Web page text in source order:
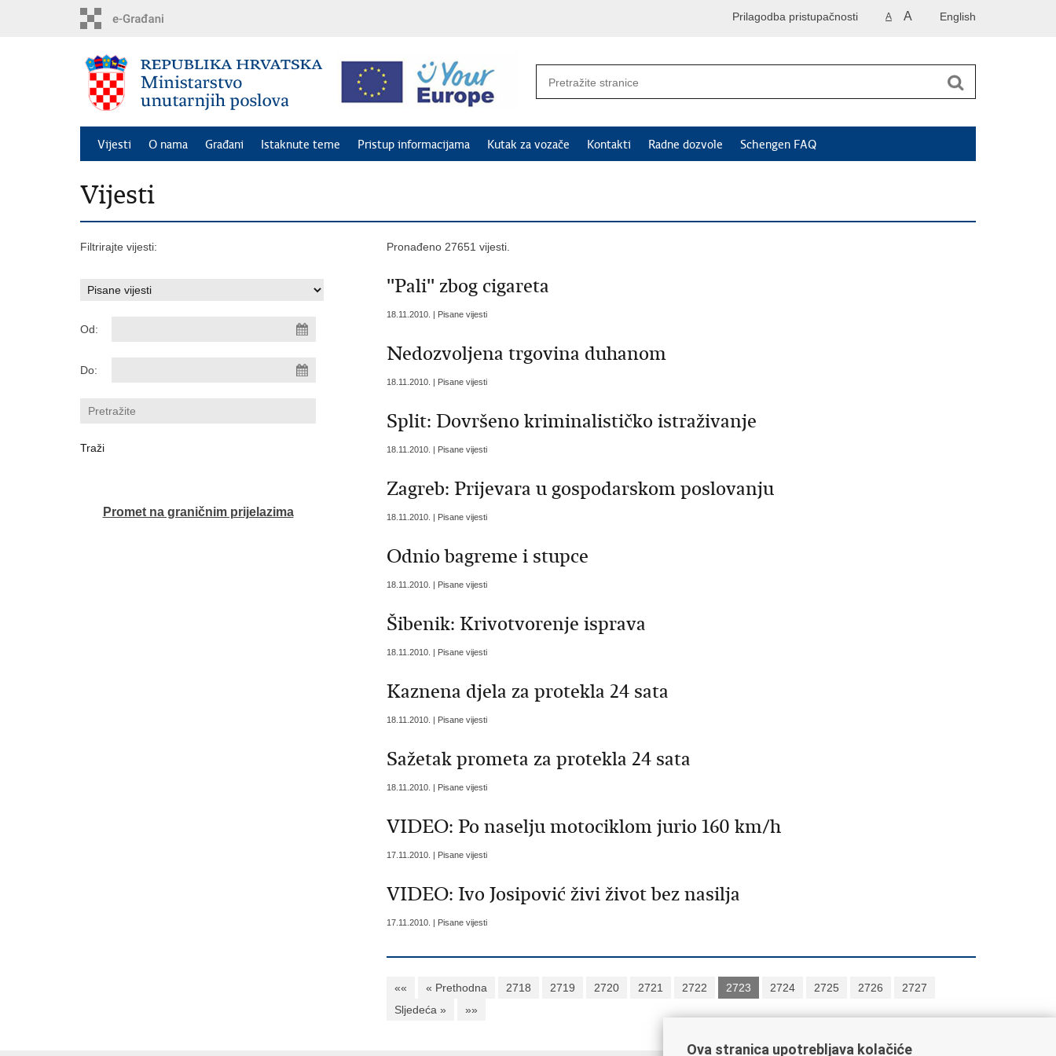
English
A A
Prilagodba pristupačnosti
Vijesti O nama Građani Istaknute teme Pristup informacijama Kutak za vozače Kontakti Radne dozvole Schengen FAQ
Vijesti
Filtrirajte vijesti:
Od:
Do:
Promet na graničnim prijelazima
Pronađeno 27651 vijesti.
''Pali'' zbog cigareta
18.11.2010. | Pisane vijesti
Nedozvoljena trgovina duhanom
18.11.2010. | Pisane vijesti
Split: Dovršeno kriminalističko istraživanje
18.11.2010. | Pisane vijesti
Zagreb: Prijevara u gospodarskom poslovanju
18.11.2010. | Pisane vijesti
Odnio bagreme i stupce
18.11.2010. | Pisane vijesti
Šibenik: Krivotvorenje isprava
18.11.2010. | Pisane vijesti
Kaznena djela za protekla 24 sata
18.11.2010. | Pisane vijesti
Sažetak prometa za protekla 24 sata
18.11.2010. | Pisane vijesti
VIDEO: Po naselju motociklom jurio 160 km/h
17.11.2010. | Pisane vijesti
VIDEO: Ivo Josipović živi život bez nasilja
17.11.2010. | Pisane vijesti
«« « Prethodna 2718 2719 2720 2721 2722 2723 2724 2725 2726
2727
Sljedeća »
»»
Ova stranica upotrebljava kolačiće